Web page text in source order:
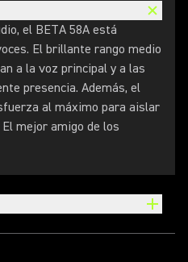
el BETA 58A está
El brillante rango medio
a la voz principal y a las
presencia. Además, el
al máximo para aislar
mejor amigo de los